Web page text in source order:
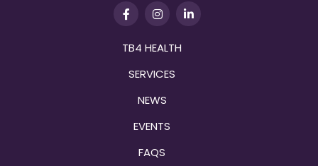
TB4 HEALTH
SERVICES
NEWS
EVENTS
FAQS